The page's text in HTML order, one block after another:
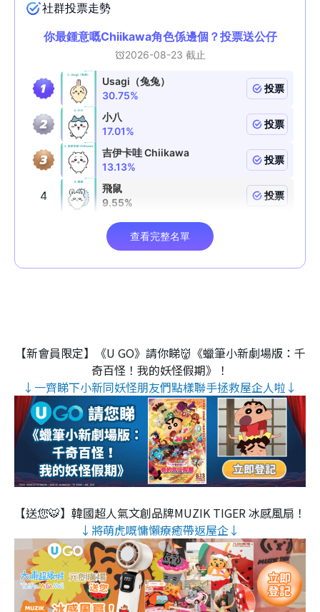
【新會員限定】《U GO》請你睇👹《蠟筆小新劇場版：千
奇百怪！我的妖怪假期》！
↓一齊睇下小新同妖怪朋友們點樣聯手拯救屋企人啦↓
【送您🐯】韓國超人氣文創品牌MUZIK TIGER 冰感風扇！
↓將萌虎嘅慵懶療癒帶返屋企↓